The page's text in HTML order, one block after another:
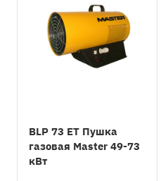
BLP 73 ET Пушка
газовая Master 49-73
кВт